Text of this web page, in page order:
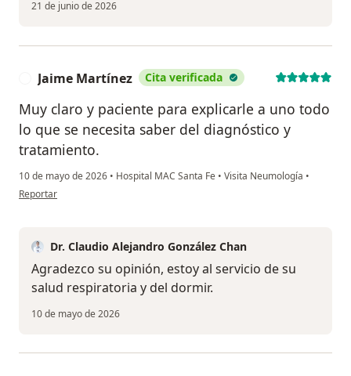
21 de junio de 2026
Jaime Martínez Cita verificada
Muy claro y paciente para explicarle a uno todo
lo que se necesita saber del diagnóstico y
tratamiento.
10 de mayo de 2026 • Hospital MAC Santa Fe • Visita Neumología •
en opinión del usuario Jaime Martínez
Reportar
Dr. Claudio Alejandro González Chan
Agradezco su opinión, estoy al servicio de su
salud respiratoria y del dormir.
10 de mayo de 2026